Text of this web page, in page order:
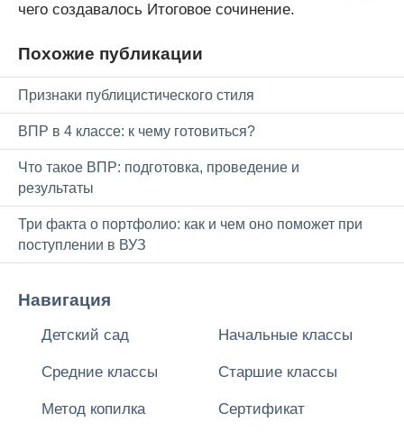
чего создавалось Итоговое сочинение.
Похожие публикации
Признаки публицистического стиля
ВПР в 4 классе: к чему готовиться?
Что такое ВПР: подготовка, проведение и
результаты
Три факта о портфолио: как и чем оно поможет при
поступлении в ВУЗ
Навигация
Детский сад Начальные классы
Средние классы Старшие классы
Метод копилка Сертификат